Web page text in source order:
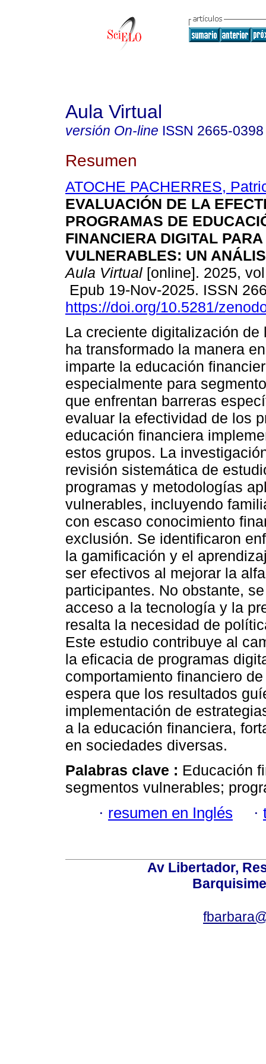
Aula Virtual
versión On-line ISSN 2665-0398
Resumen
ATOCHE PACHERRES,
EVALUACIÓN DE LA
PROGRAMAS DE
FINANCIERA DIGITAL
VULNERABLES: UN
Aula Virtual [online]. 2025,
Epub 19-Nov-2025. ISSN
https://doi.org/10.5281/
La creciente digitalización de
ha transformado la manera
imparte la educación
especialmente para
que enfrentan barreras
evaluar la efectividad de los
educación financiera
estos grupos. La
revisión sistemática de
programas y metodologías
vulnerables, incluyendo
con escaso conocimiento
exclusión. Se identificaron
la gamificación y el
ser efectivos al mejorar la
participantes. No obstante,
acceso a la tecnología y la
resalta la necesidad de
Este estudio contribuye al
la eficacia de programas
comportamiento financiero
espera que los resultados
implementación de
a la educación financiera,
en sociedades diversas.
Palabras clave : Educación
segmentos vulnerables;
· resumen en Inglés ·
Av Libertador,